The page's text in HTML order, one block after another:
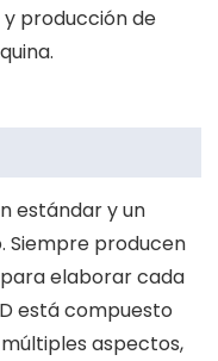
y producción de
estándar y un
Siempre producen
elaborar cada
está compuesto
aspectos,